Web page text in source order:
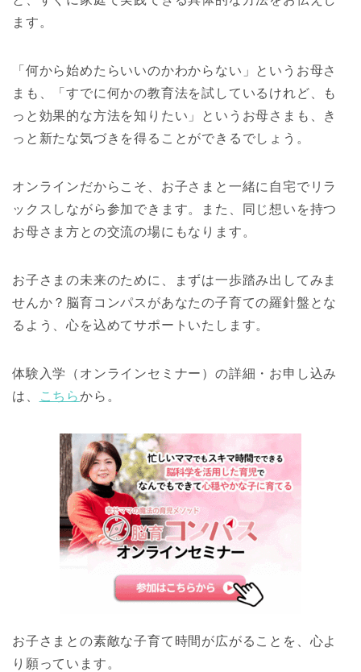
ます。
「何から始めたらいいのかわからない」というお母さ
まも、「すでに何かの教育法を試しているけれど、も
っと効果的な方法を知りたい」というお母さまも、き
っと新たな気づきを得ることができるでしょう。
オンラインだからこそ、お子さまと一緒に自宅でリラ
ックスしながら参加できます。また、同じ想いを持つ
お母さま方との交流の場にもなります。
お子さまの未来のために、まずは一歩踏み出してみま
せんか？脳育コンパスがあなたの子育ての羅針盤とな
るよう、心を込めてサポートいたします。
体験入学（オンラインセミナー）の詳細・お申し込み
は、
こちらから。
お子さまとの素敵な子育て時間が広がることを、心よ
り願っています。